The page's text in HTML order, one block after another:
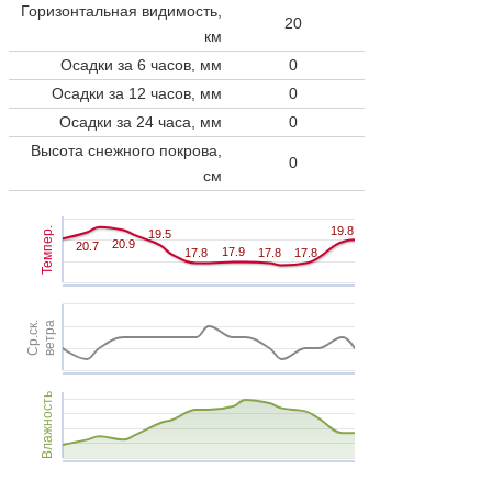
Горизонтальная видимость,
км
20
Осадки за 6 часов, мм
0
Осадки за 12 часов, мм
0
Осадки за 24 часа, мм
0
Высота снежного покрова,
см
0
Темпер.
Ср.ск.ветра
Влажность
20.7
20.7 20.9
20.9
19.5
19.5
17.8
17.8 17.9
17.9 17.8
17.8 17.8
17.8
19.8
19.8